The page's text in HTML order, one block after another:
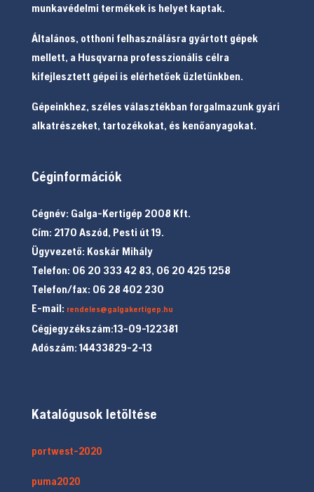
munkavédelmi termékek is helyet kaptak.
Általános, otthoni felhasználásra gyártott gépek
mellett, a Husqvarna professzionális célra
kifejlesztett gépei is elérhetőek üzletünkben.
Gépeinkhez, széles választékban forgalmazunk gyári
alkatrészeket, tartozékokat, és kenőanyagokat.
Céginformációk
Cégnév: Galga-Kertigép 2008 Kft.
Cím: 2170 Aszód, Pesti út 19.
Ügyvezető: Koskár Mihály
Telefon: 06 20 333 42 83, 06 20 425 1258
Telefon/fax: 06 28 402 230
E-mail: rendeles@galgakertigep.hu
Cégjegyzékszám:13-09-122381
Adószám: 14433829-2-13
Katalógusok letöltése
portwest-2020
puma2020